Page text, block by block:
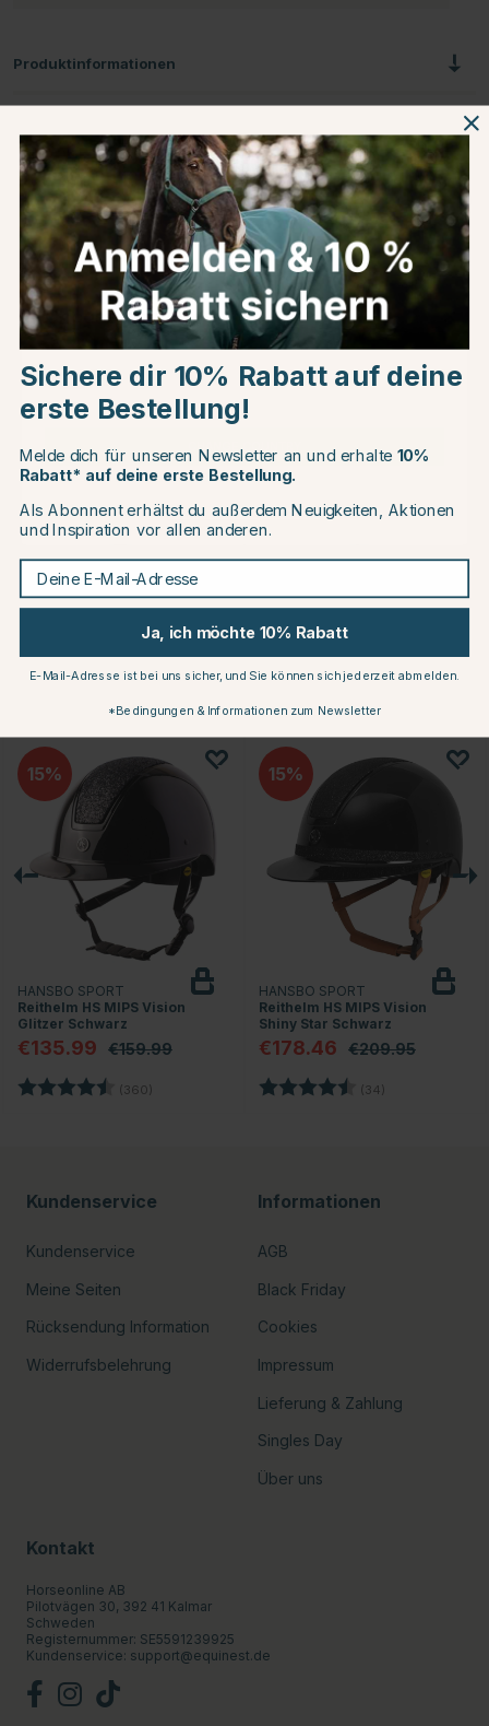
Produktinformationen
Kundenbewertungen
Andere Produkte, die Ihnen gefallen könnten
WALDHAUSEN
Deckel für Futterschüssel 2L
Weiß
8L Weiß
€5.95
Produkte, die anderen gefallen
15
HANSBO SPORT
Reithelm HS MIPS Vision
Glitzer Schwarz
€135.99 €159.99
Bewertung: (360) 4.7 von 5 Sternen
15
HANSBO SPORT
Reithelm HS MIPS Vision
Shiny Star Schwarz
€178.46 €209.95
Bewertung: (34)
Kundenservice
Kundenservice
Meine Seiten
Rücksendung Information
Widerrufsbelehrung
Informationen
AGB
Black Friday
Cookies
Impressum
Lieferung & Zahlung
Singles Day
Über uns
Kontakt
Horseonline AB
Pilotvägen 30, 392 41 Kalmar
Schweden
Registernummer: SE5591239925
Kundenservice: support@equinest.de
Choose country
EU
CHANGE COUNTRY
Continue to equinest.de
Sichere dir 10% Rabatt auf deine
erste Bestellung!
Melde dich für unseren Newsletter an und erhalte 10%
Rabatt* auf deine erste Bestellung.
Als Abonnent erhältst du außerdem Neuigkeiten, Aktionen
und Inspiration vor allen anderen.
Deine E-Mail-Adresse
Ja, ich möchte 10% Rabatt
E-Mail-Adresse ist bei uns sicher, und Sie können sich jederzeit abmelden.
*Bedingungen & Informationen zum Newsletter